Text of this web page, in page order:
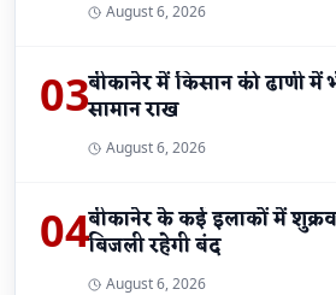
August 6, 2026
03बीकानेर में किसान की ढाणी
सामान राख
August 6, 2026
04बीकानेर के कई इलाकों में
बिजली रहेगी बंद
August 6, 2026